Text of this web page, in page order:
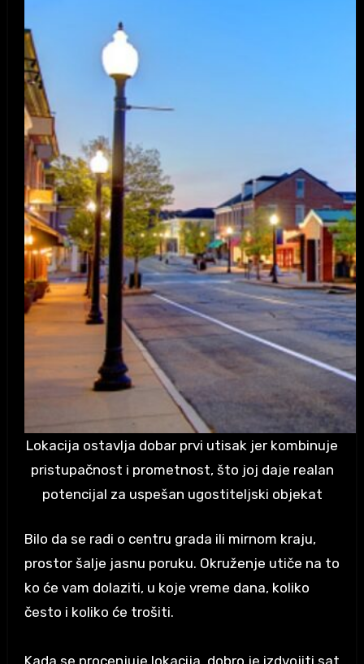
Lokacija ostavlja dobar prvi utisak jer kombinuje
pristupačnost i prometnost, što joj daje realan
potencijal za uspešan ugostiteljski objekat
Bilo da se radi o centru grada ili mirnom kraju,
prostor šalje jasnu poruku. Okruženje utiče na to
ko će vam dolaziti, u koje vreme dana, koliko
često i koliko će trošiti.